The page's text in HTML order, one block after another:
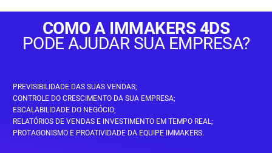
COMO A IMMAKERS 4DS
PODE AJUDAR SUA EMPRESA?
PREVISIBILIDADE DAS SUAS VENDAS;
CONTROLE DO CRESCIMENTO DA SUA EMPRESA;
ESCALABILIDADE DO NEGÓCIO;
RELATÓRIOS DE VENDAS E INVESTIMENTO EM TEMPO REAL;
PROTAGONISMO E PROATIVIDADE DA EQUIPE IMMAKERS.